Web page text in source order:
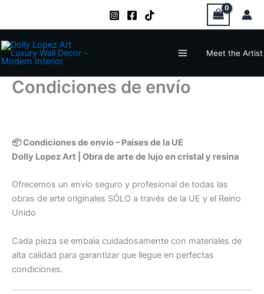
Meet the Artist
Condiciones de envío
📦 Condiciones de envío – Países de la UE
Dolly Lopez Art | Obra de arte de lujo en cristal y resina
Ofrecemos un envío seguro y profesional de todas las
obras de arte originales SÓLO a través de la UE y el Reino
Unido
Cada pieza se embala cuidadosamente con materiales de
alta calidad para garantizar que llegue en perfectas
condiciones.